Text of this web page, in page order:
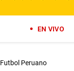
EN VIVO
Futbol Peruano